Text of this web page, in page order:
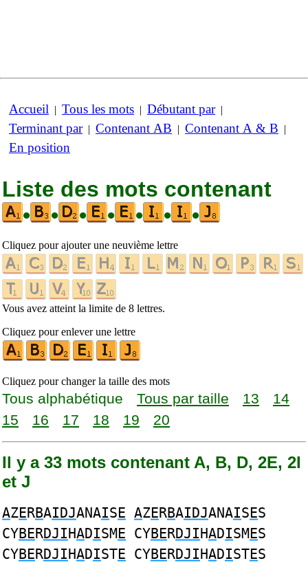
Accueil | Tous les mots | Débutant par|
Terminant par| Contenant AB | Contenant A & B |
En position
Liste des mots contenant
•
• • • • • •
Cliquez pour ajouter une neuvième lettre
Vous avez atteint la limite de 8 lettres.
Cliquez pour enlever une lettre
Cliquez pour changer la taille des mots
Tous alphabétique Tous par taille 13
14
15
16 17 18 19 20
Il y a 33 mots contenant A, B, D, 2E, 2I
et J
AZERBAIDJANAISE AZERBAIDJANAISES
CYBERDJIHADISME CYBERDJIHADISMES
CYBERDJIHADISTE CYBERDJIHADISTES